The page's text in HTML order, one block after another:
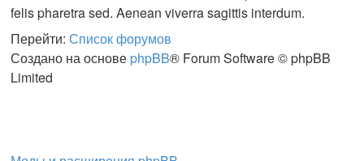
felis pharetra sed. Aenean viverra sagittis interdum.
Перейти: Список форумов
Создано на основе phpBB® Forum Software © phpBB
Limited